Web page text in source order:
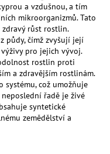
a vzdušnou, a tím
mikroorganizmů. Tato
růst rostlin.
půdy, čímž zvyšují její
pro jejich vývoj.
rostlin proti
a zdravějším rostlinám.
což umožňuje
řadě je živé
syntetické
zemědělství a